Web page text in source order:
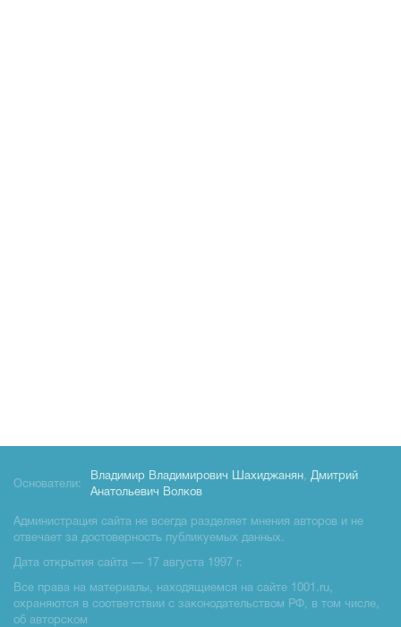
Основатели:
Владимир Владимирович Шахиджанян, Дмитрий
Анатольевич Волков
Администрация сайта не всегда разделяет мнения авторов и не
отвечает за достоверность публикуемых данных.
Дата открытия сайта — 17 августа 1997 г.
Все права на материалы, находящиемся на сайте 1001.ru,
охраняются в соответствии с законодательством РФ, в том числе,
об авторском